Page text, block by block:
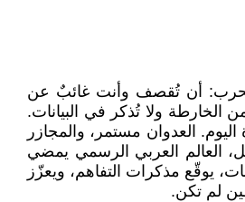
أن تُقصف وأنت غائبٌ عن
ولا تُذكر في البيانات.
العدوان مستمر، والمجازر
العالم العربي الرسمي يمضي
يوقّع مذكرات التفاهم، ويعزّز
لم تكن.